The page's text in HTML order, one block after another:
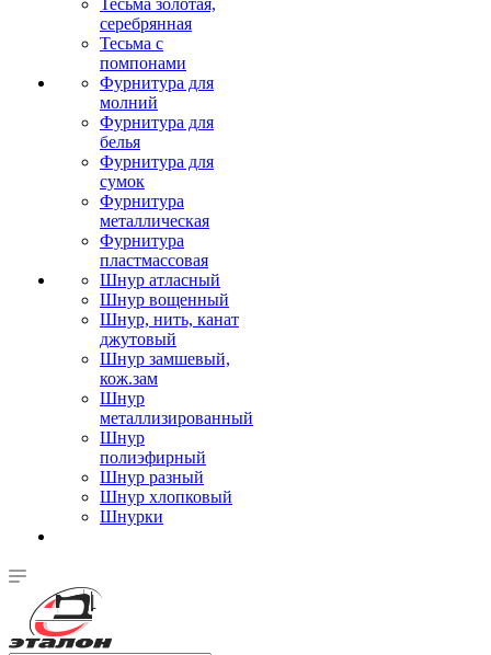
Тесьма золотая,
серебрянная
Тесьма с
помпонами
Фурнитура для
молний
Фурнитура для
белья
Фурнитура для
сумок
Фурнитура
металлическая
Фурнитура
пластмассовая
Шнур атласный
Шнур вощенный
Шнур, нить, канат
джутовый
Шнур замшевый,
кож.зам
Шнур
металлизированный
Шнур
полиэфирный
Шнур разный
Шнур хлопковый
Шнурки